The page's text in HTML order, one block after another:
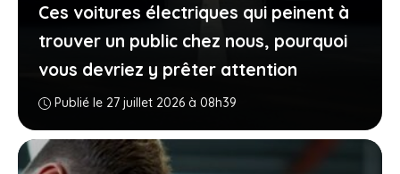
Ces voitures électriques qui peinent à
trouver un public chez nous, pourquoi
vous devriez y prêter attention
Publié le 27 juillet 2026 à 08h39